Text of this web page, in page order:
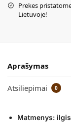
Prekes
Lietuvoje!
Aprašymas
Atsiliepimai 0
Matmenys: